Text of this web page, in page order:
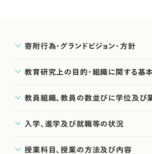
寄附行為・グランドビジョン・方針
教育研究上の目的・組織に関する基
教員組織、教員の数並びに学位及び
入学、進学及び就職等の状況
授業科目、授業の方法及び内容